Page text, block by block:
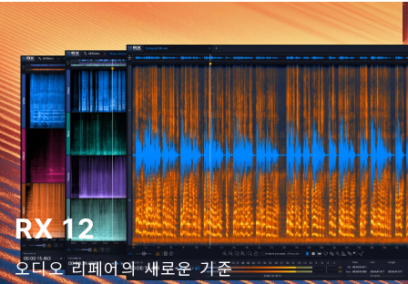
RX 12
오디오 리페어의 새로운 기준